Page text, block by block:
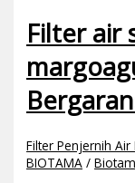
Filter air
Filter Penjernih
BIOTAMA /